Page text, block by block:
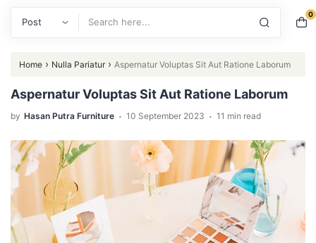
0
Home › Nulla Pariatur› Aspernatur Voluptas Sit Aut Ratione Laborum
Aspernatur Voluptas Sit Aut Ratione Laborum
by Hasan Putra Furniture . 10 September 2023 . 11 min read